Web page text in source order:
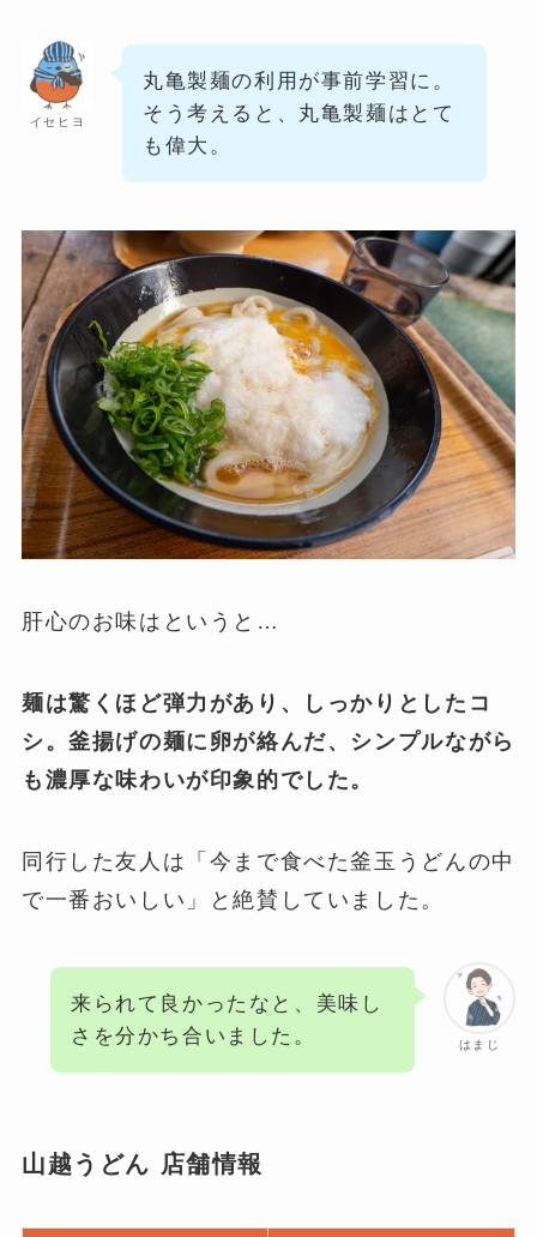
イセヒヨ
丸亀製麺の利用が事前学習に。
そう考えると、丸亀製麺はとて
も偉大。
肝心のお味はというと…
麺は驚くほど弾力があり、しっかりとしたコ
シ。釜揚げの麺に卵が絡んだ、シンプルながら
も濃厚な味わいが印象的でした。
同行した友人は「今まで食べた釜玉うどんの中
で一番おいしい」と絶賛していました。
はまじ
来られて良かったなと、美味し
さを分かち合いました。
山越うどん 店舗情報